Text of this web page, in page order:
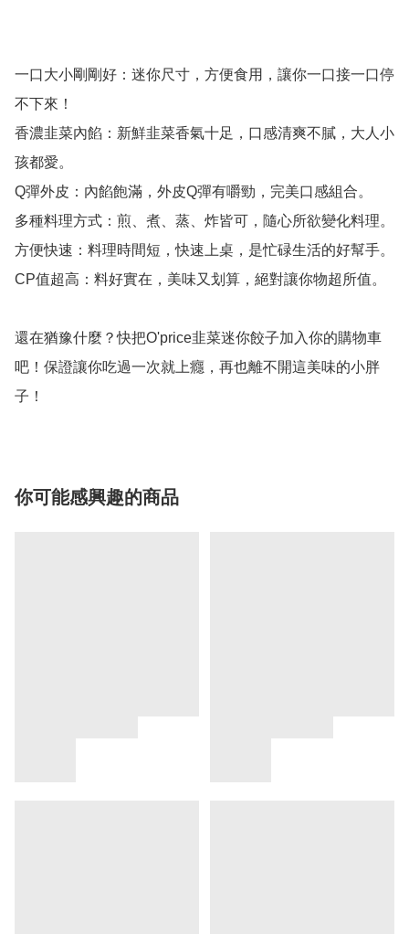
一口大小剛剛好：迷你尺寸，方便食用，讓你一口接一口停
不下來！
香濃韭菜內餡：新鮮韭菜香氣十足，口感清爽不膩，大人小
孩都愛。
Q彈外皮：內餡飽滿，外皮Q彈有嚼勁，完美口感組合。
多種料理方式：煎、煮、蒸、炸皆可，隨心所欲變化料理。
方便快速：料理時間短，快速上桌，是忙碌生活的好幫手。
CP值超高：料好實在，美味又划算，絕對讓你物超所值。
還在猶豫什麼？快把O'price韭菜迷你餃子加入你的購物車
吧！保證讓你吃過一次就上癮，再也離不開這美味的小胖
子！
你可能感興趣的商品